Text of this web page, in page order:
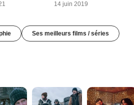
14 juin 2019
Ses meilleurs films / séries